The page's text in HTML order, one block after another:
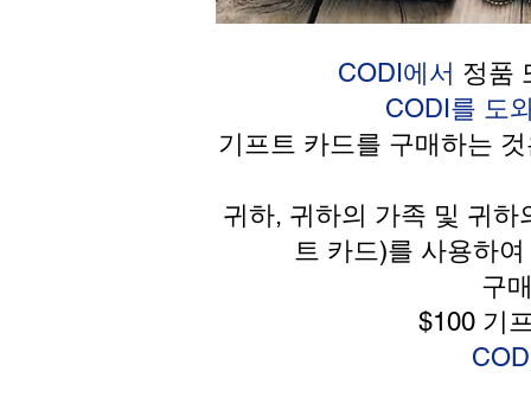
CODI에서 정품
CODI를 도
기프트 카드를 구매하는
귀하, 귀하의 가족 및 귀하
트 카드)를 사용하
구
$100 기